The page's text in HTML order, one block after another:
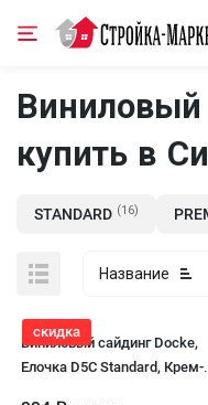
Виниловый
купить в
STANDARD (16)
Название
скидка
Виниловый сайдинг Docke,
Елочка D5C Standard, Крем-